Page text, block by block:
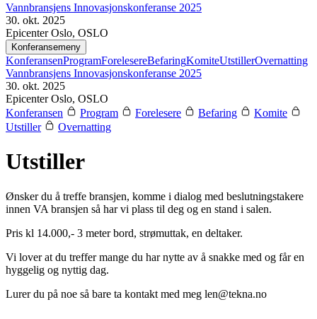
Vannbransjens Innovasjonskonferanse 2025
30. okt. 2025
Epicenter Oslo, OSLO
Konferansemeny
KonferansenProgramForelesereBefaringKomiteUtstillerOvernatting
Vannbransjens Innovasjonskonferanse 2025
30. okt. 2025
Epicenter Oslo, OSLO
Konferansen
Program Forelesere Befaring
Komite
Utstiller
Overnatting
Utstiller
Ønsker du å treffe bransjen, komme i dialog med beslutningstakere
innen VA bransjen så har vi plass til deg og en stand i salen.
Pris kl 14.000,- 3 meter bord, strømuttak, en deltaker.
Vi lover at du treffer mange du har nytte av å snakke med og får en
hyggelig og nyttig dag.
Lurer du på noe så bare ta kontakt med meg len@tekna.no